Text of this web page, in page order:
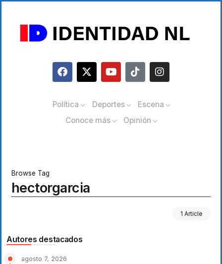
Política Deportes
Escena
Conoce más
Opinión
Browse Tag
hectorgarcia
1 Article
Autores destacados
agosto 7, 2026